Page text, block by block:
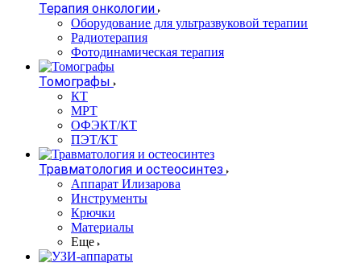
Терапия онкологии
Оборудование для ультразвуковой терапии
Радиотерапия
Фотодинамическая терапия
Томографы
КТ
МРТ
ОФЭКТ/КТ
ПЭТ/КТ
Травматология и остеосинтез
Аппарат Илизарова
Инструменты
Крючки
Материалы
Еще